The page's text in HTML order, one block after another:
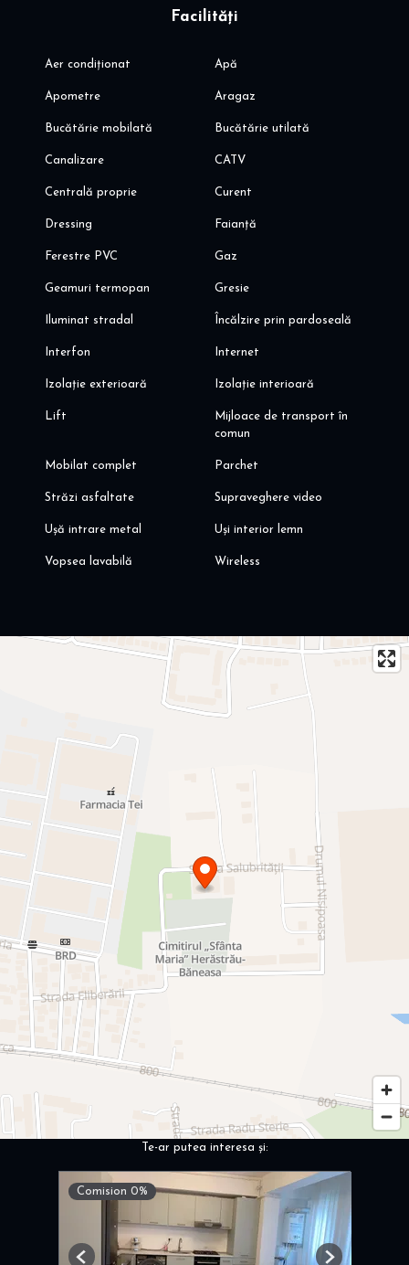
Facilități
Aer condiționat Apă
Apometre Aragaz
Bucătărie mobilată Bucătărie utilată
Canalizare CATV
Centrală proprie Curent
Dressing Faianță
Ferestre PVC Gaz
Geamuri termopan Gresie
Iluminat stradal Încălzire prin pardoseală
Interfon Internet
Izolație exterioară Izolație interioară
Lift
Mijloace de transport în
comun
Mobilat complet Parchet
Străzi asfaltate Supraveghere video
Ușă intrare metal Uși interior lemn
Vopsea lavabilă Wireless
Te-ar putea interesa și:
Comision 0%